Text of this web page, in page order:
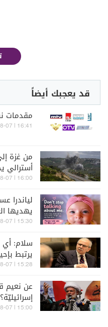
قد يعجبك أيضاً
مقدمات
16:41 | 2026-08-07
من غزة
أسترالي
مراحله
16:00 | 2026-08-07
لياندرا
يهديها
15:30 | 2026-08-07
سلام: أي
يرتبط
15:28 | 2026-08-07
عن نعيم
إسرائيليّة؟
15:00 | 2026-08-07